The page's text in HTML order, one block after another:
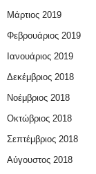
Μάρτιος 2019
Φεβρουάριος 2019
Ιανουάριος 2019
Δεκέμβριος 2018
Νοέμβριος 2018
Οκτώβριος 2018
Σεπτέμβριος 2018
Αύγουστος 2018